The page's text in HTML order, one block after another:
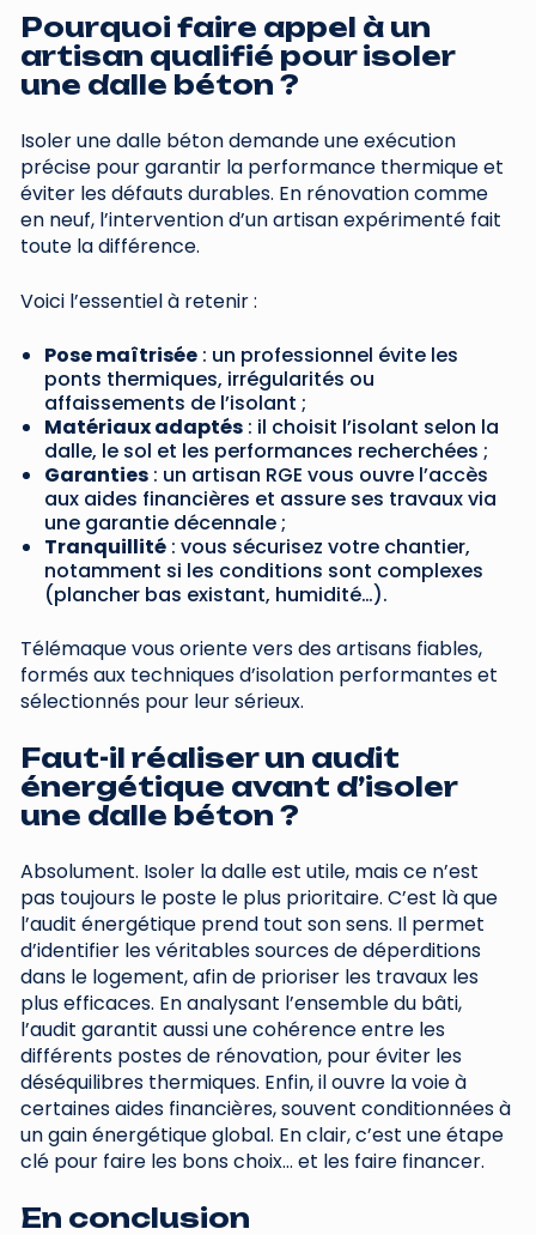
Pourquoi faire appel à un
artisan qualifié pour isoler
une dalle béton ?
Isoler une dalle béton demande une exécution
précise pour garantir la performance thermique et
éviter les défauts durables. En rénovation comme
en neuf, l’intervention d’un artisan expérimenté fait
toute la différence.
Voici l’essentiel à retenir :
Pose maîtrisée : un professionnel évite les
ponts thermiques, irrégularités ou
affaissements de l’isolant ;
Matériaux adaptés : il choisit l’isolant selon la
dalle, le sol et les performances recherchées ;
Garanties : un artisan RGE vous ouvre l’accès
aux aides financières et assure ses travaux via
une garantie décennale ;
Tranquillité : vous sécurisez votre chantier,
notamment si les conditions sont complexes
(plancher bas existant, humidité…).
Télémaque vous oriente vers des artisans fiables,
formés aux techniques d’isolation performantes et
sélectionnés pour leur sérieux.
Faut-il réaliser un audit
énergétique avant d’isoler
une dalle béton ?
Absolument. Isoler la dalle est utile, mais ce n’est
pas toujours le poste le plus prioritaire. C’est là que
l’audit énergétique prend tout son sens. Il permet
d’identifier les véritables sources de déperditions
dans le logement, afin de prioriser les travaux les
plus efficaces. En analysant l’ensemble du bâti,
l’audit garantit aussi une cohérence entre les
différents postes de rénovation, pour éviter les
déséquilibres thermiques. Enfin, il ouvre la voie à
certaines aides financières, souvent conditionnées à
un gain énergétique global. En clair, c’est une étape
clé pour faire les bons choix… et les faire financer.
En conclusion